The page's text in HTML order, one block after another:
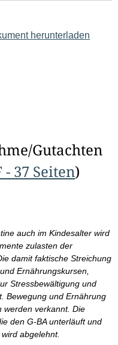
herunterladen
Gutachten
- 37 Seiten)
auch im Kindesalter wird
zulasten der
damit faktische Streichung
Ernährungskursen,
Stressbewältigung und
Bewegung und Ernährung
werden verkannt. Die
den G-BA unterläuft und
abgelehnt.